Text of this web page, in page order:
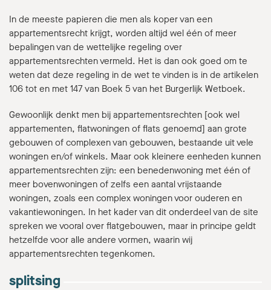
In de meeste papieren die men als koper van een
appartementsrecht krijgt, worden altijd wel één of meer
bepalingen van de wettelijke regeling over
appartementsrechten vermeld. Het is dan ook goed om te
weten dat deze regeling in de wet te vinden is in de artikelen
106 tot en met 147 van Boek 5 van het Burgerlijk Wetboek.
Gewoonlijk denkt men bij appartementsrechten [ook wel
appartementen, flatwoningen of flats genoemd] aan grote
gebouwen of complexen van gebouwen, bestaande uit vele
woningen en/of winkels. Maar ook kleinere eenheden kunnen
appartementsrechten zijn: een benedenwoning met één of
meer bovenwoningen of zelfs een aantal vrijstaande
woningen, zoals een complex woningen voor ouderen en
vakantiewoningen. In het kader van dit onderdeel van de site
spreken we vooral over flatgebouwen, maar in principe geldt
hetzelfde voor alle andere vormen, waarin wij
appartementsrechten tegenkomen.
splitsing